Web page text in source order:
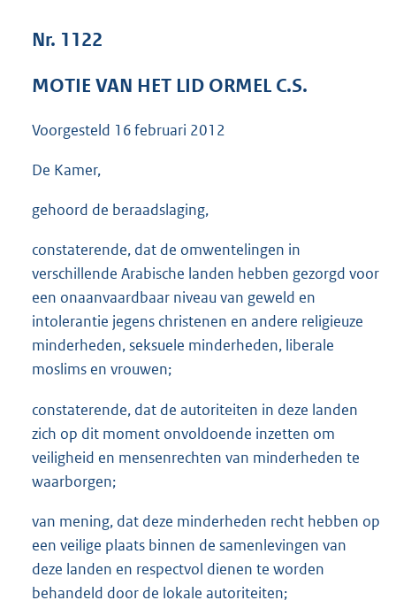
:
Nr. 1122
MOTIE VAN HET LID ORMEL C.S.
Voorgesteld 16 februari 2012
De Kamer,
gehoord de beraadslaging,
constaterende, dat de omwentelingen in
verschillende Arabische landen hebben gezorgd voor
een onaanvaardbaar niveau van geweld en
intolerantie jegens christenen en andere religieuze
minderheden, seksuele minderheden, liberale
moslims en vrouwen;
constaterende, dat de autoriteiten in deze landen
zich op dit moment onvoldoende inzetten om
veiligheid en mensenrechten van minderheden te
waarborgen;
van mening, dat deze minderheden recht hebben op
een veilige plaats binnen de samenlevingen van
deze landen en respectvol dienen te worden
behandeld door de lokale autoriteiten;